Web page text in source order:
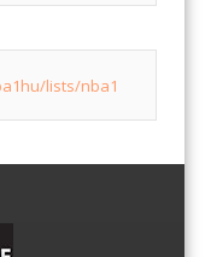
lists/nba1